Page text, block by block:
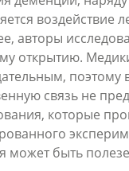
воздействие
авторы
открытию.
поэтому
связь не
которые
может быть